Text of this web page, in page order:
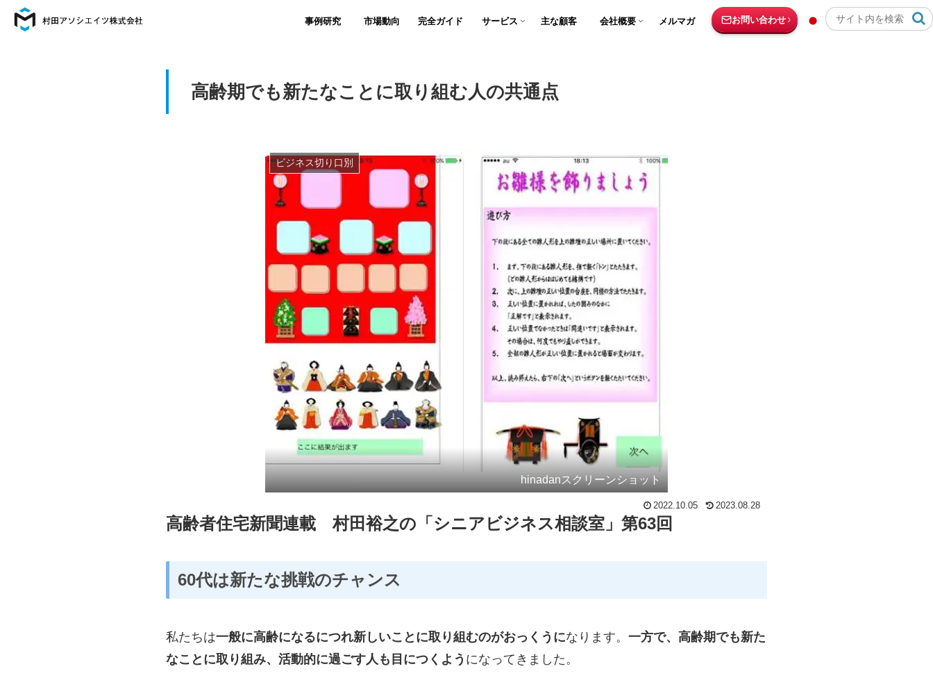
事例研究 市場動向 完全ガイド サービス 主な顧客 会社概要 メルマガ お問い合わせ
高齢期でも新たなことに取り組む人の共通点
ビジネス切り口別
hinadanスクリーンショット
2022.10.05 2023.08.28
高齢者住宅新聞連載 村田裕之の「シニアビジネス相談室」第63回
60代は新たな挑戦のチャンス
私たちは一般に高齢になるにつれ新しいことに取り組むのがおっくうになります。一方で、高齢期でも新た
なことに取り組み、活動的に過ごす人も目につくよう になってきました。